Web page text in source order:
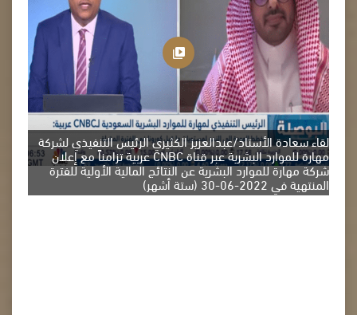
لقاء سعادة الأستاذ/عبدالعزيز الكثيري الرئيس التنفيذي لشركة
مهارة للموارد البشرية عبر قناة CNBC عربية تزامناً مع إعلان
شركة مهارة للموارد البشرية عن النتائج المالية الأولية للفترة
المنتهية في 2022-06-30 (ستة أشهر)